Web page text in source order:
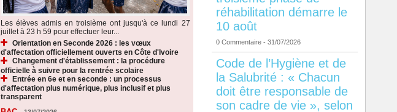
Les élèves admis en troisième ont jusqu'à ce lundi 27
juillet à 23 h 59 pour effectuer leur...
Orientation en Seconde 2026 : les vœux
d'affectation officiellement ouverts en Côte d'Ivoire
Changement d'établissement : la procédure
officielle à suivre pour la rentrée scolaire
Entrée en 6e et en seconde : un processus
d'affectation plus numérique, plus inclusif et plus
transparent
réhabilitation démarre le
10 août
0 Commentaire - 31/07/2026
Code de l’Hygiène et de
la Salubrité : « Chacun
doit être responsable de
son cadre de vie », selon